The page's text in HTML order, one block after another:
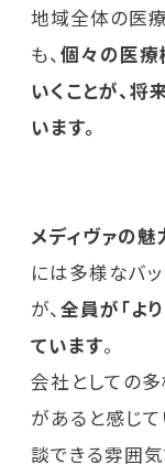
地域全体の医
も、個々の医療
いくことが、
います。
メディヴァの
には多様なバ
が、全員が「よ
ています。
会社としての
があると感じ
談できる雰囲